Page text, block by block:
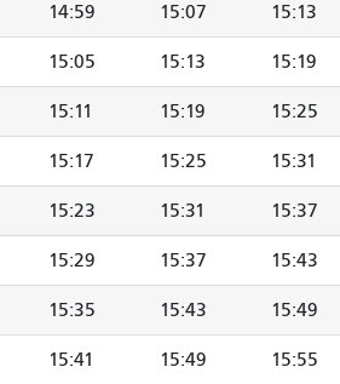
14:59 15:07 15:13
15:05 15:13 15:19
15:11 15:19 15:25
15:17 15:25 15:31
15:23 15:31 15:37
15:29 15:37 15:43
15:35 15:43 15:49
15:41 15:49 15:55